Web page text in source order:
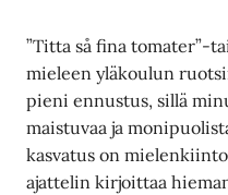
”Titta så fina tomater”-
mieleen yläkoulun
pieni ennustus, sillä
maistuvaa ja
kasvatus on
ajattelin kirjoittaa